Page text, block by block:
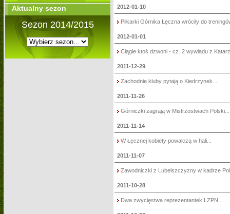
Aktualny sezon
Sezon 2014/2015
2012-01-10
Piłkarki Górnika Łęczna wróciły do
2012-01-01
Ciągle ktoś dzwoni - cz. 2 wywiadu z
2011-12-29
Zachodnie kluby pytają o Kiedrzynek...
2011-11-26
Górniczki zagrają w Mistrzostwach Polski...
2011-11-14
W Łęcznej kobiety powalczą w hali...
2011-11-07
Zawodniczki z Lubelszczyzny w kadrze
2011-10-28
Dwa zwycięstwa reprezentantek LZPN...